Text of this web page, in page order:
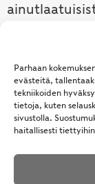
Parhaan
evästeitä,
tekniikoiden
tietoja, kuten
sivustolla.
haitallisesti
Tutustu